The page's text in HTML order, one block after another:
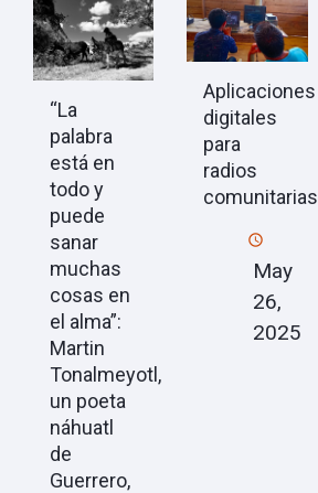
“La
palabra
está en
todo y
puede
sanar
muchas
cosas en
el alma”:
Martin
Tonalmeyotl,
un poeta
náhuatl
de
Guerrero,
Aplicaciones
digitales
para
radios
comunitarias
May
26,
2025